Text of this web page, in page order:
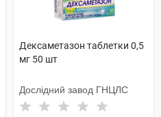
Дексаметазон таблетки 0,5
мг 50 шт
Дослідний завод ГНЦЛС